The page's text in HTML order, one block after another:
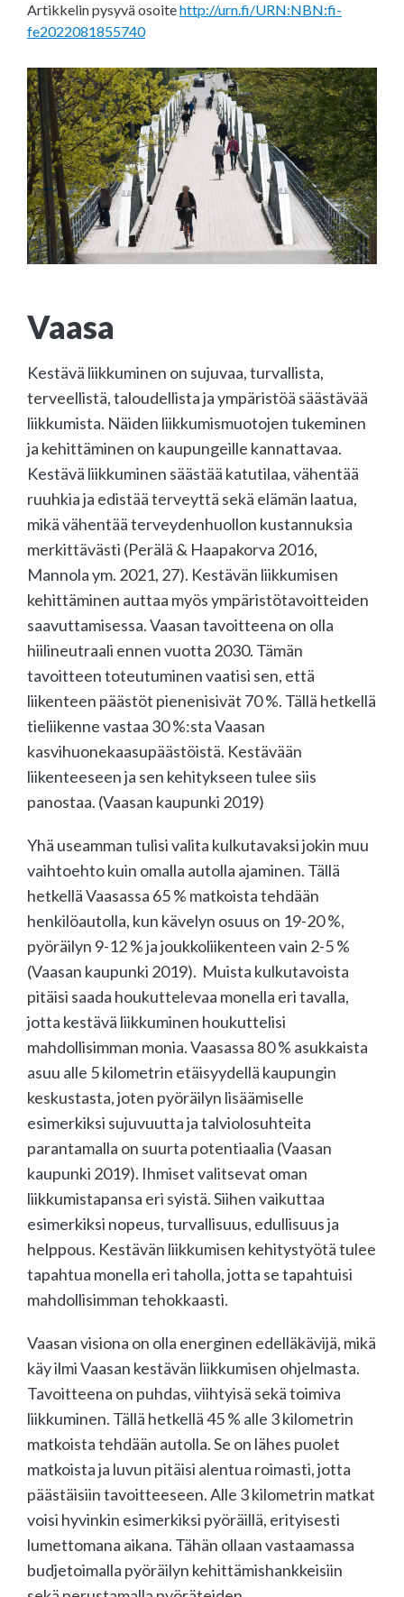
Artikkelin pysyvä osoitehttp://urn.fi/URN:NBN:fi-
fe2022081855740
Vaasa
Kestävä liikkuminen on sujuvaa, turvallista,
terveellistä, taloudellista ja ympäristöä säästävää
liikkumista. Näiden liikkumismuotojen tukeminen
ja kehittäminen on kaupungeille kannattavaa.
Kestävä liikkuminen säästää katutilaa, vähentää
ruuhkia ja edistää terveyttä sekä elämän laatua,
mikä vähentää terveydenhuollon kustannuksia
merkittävästi (Perälä & Haapakorva 2016,
Mannola ym. 2021, 27). Kestävän liikkumisen
kehittäminen auttaa myös ympäristötavoitteiden
saavuttamisessa. Vaasan tavoitteena on olla
hiilineutraali ennen vuotta 2030. Tämän
tavoitteen toteutuminen vaatisi sen, että
liikenteen päästöt pienenisivät 70 %. Tällä hetkellä
tieliikenne vastaa 30 %:sta Vaasan
kasvihuonekaasupäästöistä. Kestävään
liikenteeseen ja sen kehitykseen tulee siis
panostaa. (Vaasan kaupunki 2019)
Yhä useamman tulisi valita kulkutavaksi jokin muu
vaihtoehto kuin omalla autolla ajaminen. Tällä
hetkellä Vaasassa 65 % matkoista tehdään
henkilöautolla, kun kävelyn osuus on 19-20 %,
pyöräilyn 9-12 % ja joukkoliikenteen vain 2-5 %
(Vaasan kaupunki 2019). Muista kulkutavoista
pitäisi saada houkuttelevaa monella eri tavalla,
jotta kestävä liikkuminen houkuttelisi
mahdollisimman monia. Vaasassa 80 % asukkaista
asuu alle 5 kilometrin etäisyydellä kaupungin
keskustasta, joten pyöräilyn lisäämiselle
esimerkiksi sujuvuutta ja talviolosuhteita
parantamalla on suurta potentiaalia (Vaasan
kaupunki 2019). Ihmiset valitsevat oman
liikkumistapansa eri syistä. Siihen vaikuttaa
esimerkiksi nopeus, turvallisuus, edullisuus ja
helppous. Kestävän liikkumisen kehitystyötä tulee
tapahtua monella eri taholla, jotta se tapahtuisi
mahdollisimman tehokkaasti.
Vaasan visiona on olla energinen edelläkävijä, mikä
käy ilmi Vaasan kestävän liikkumisen ohjelmasta.
Tavoitteena on puhdas, viihtyisä sekä toimiva
liikkuminen. Tällä hetkellä 45 % alle 3 kilometrin
matkoista tehdään autolla. Se on lähes puolet
matkoista ja luvun pitäisi alentua roimasti, jotta
päästäisiin tavoitteeseen. Alle 3 kilometrin matkat
voisi hyvinkin esimerkiksi pyöräillä, erityisesti
lumettomana aikana. Tähän ollaan vastaamassa
budjetoimalla pyöräilyn kehittämishankkeisiin